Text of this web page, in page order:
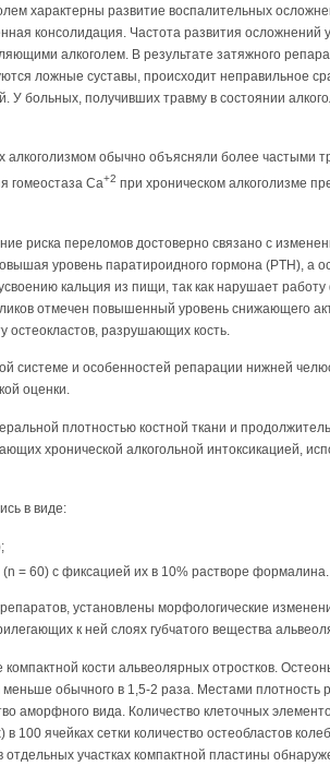
характерны развитие воспалительных
консолидация. Частота развития осложнений
алкоголем. В результате затяжного
ложные суставы, происходит неправильное
У больных, получивших травму в состоянии
обычно объясняли более частыми
гомеостаза Са+2 при хроническом алкоголизме
риска переломов достоверно связано с
уровень паратироидного гормона (PTH), а
кальция из пищи, так как нарушает
отмечен повышенный уровень снижающего
разрушающих кость.
системе и особенностей репарации нижней
оценки.
плотностью костной ткани и
хронической алкогольной интоксикацией,
в виде:
= 60) с фиксацией их в 10% растворе формалина.
установлены морфологические
к ней слоях губчатого вещества
кости альвеолярных отростков.
обычного в 1,5-2 раза. Местами плотность
аморфного вида. Количество клеточных
ячейках сетки количество остеобластов
участках компактной пластины